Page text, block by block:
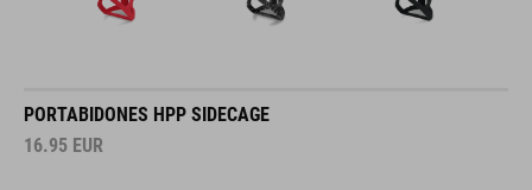
PORTABIDONES HPP SIDECAGE
16.95 EUR